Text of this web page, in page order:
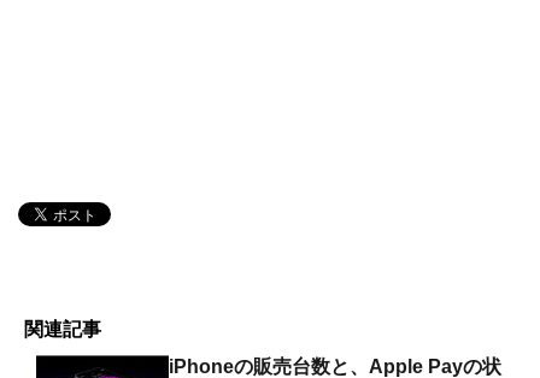
関連記事
iPhoneの販売台数と、Apple Payの状